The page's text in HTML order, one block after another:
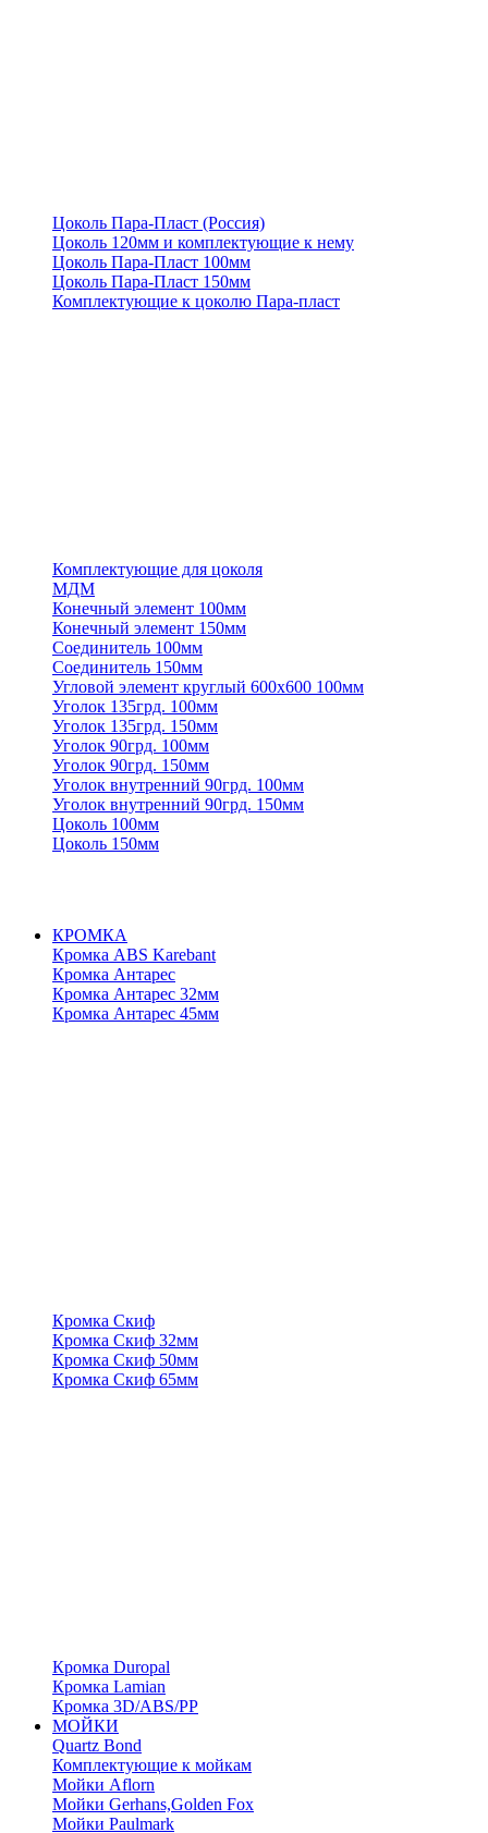
Цоколь Пара-Пласт (Россия)
Цоколь 120мм и комплектующие к нему
Цоколь Пара-Пласт 100мм
Цоколь Пара-Пласт 150мм
Комплектующие к цоколю Пара-пласт
Комплектующие для цоколя
МДМ
Конечный элемент 100мм
Конечный элемент 150мм
Соединитель 100мм
Соединитель 150мм
Угловой элемент круглый 600х600 100мм
Уголок 135грд. 100мм
Уголок 135грд. 150мм
Уголок 90грд. 100мм
Уголок 90грд. 150мм
Уголок внутренний 90грд. 100мм
Уголок внутренний 90грд. 150мм
Цоколь 100мм
Цоколь 150мм
КРОМКА
Кромка ABS Karebant
Кромка Антарес
Кромка Антарес 32мм
Кромка Антарес 45мм
Кромка Скиф
Кромка Скиф 32мм
Кромка Скиф 50мм
Кромка Скиф 65мм
Кромка Duropal
Кромка Lamian
Кромка 3D/ABS/PP
МОЙКИ
Quartz Bond
Комплектующие к мойкам
Мойки Aflorn
Мойки Gerhans,Golden Fox
Мойки Paulmark